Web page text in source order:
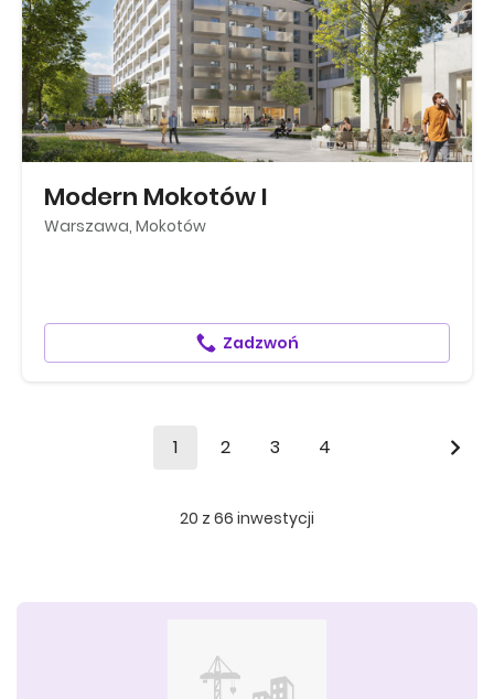
Modern Mokotów I
Warszawa, Mokotów
Zadzwoń
1 2 3 4
20 z 66 inwestycji